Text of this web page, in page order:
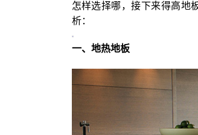
怎样选择哪，接下来得高地
析：
一、地热地板